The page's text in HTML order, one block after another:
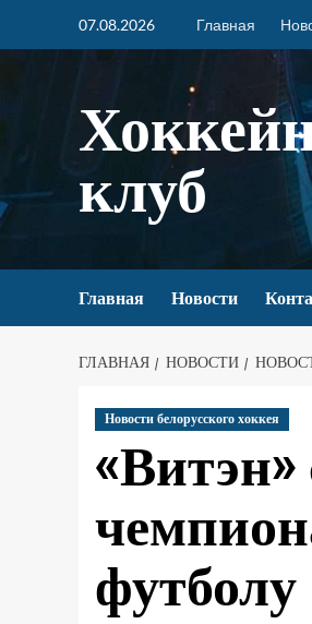
07.08.2026 Главная
клуб
Главная Новости
ГЛАВНАЯ НОВОСТИ
Новости белорусского хоккея
«Витэн»
футболу